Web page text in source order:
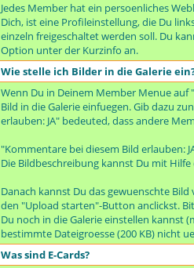
Jedes Member hat ein persoenliches
Dich, ist eine Profileinstellung, die Du
einzeln freigeschaltet werden soll. Du
Option unter der Kurzinfo an.
Wie stelle ich Bilder in die Galerie
Wenn Du in Deinem Member Menue auf
Bild in die Galerie einfuegen. Gib dazu
erlauben: JA" bedeuted, dass andere
"Kommentare bei diesem Bild erlauben:
Die Bildbeschreibung kannst Du mit
Danach kannst Du das gewuenschte
den "Upload starten"-Button anclickst.
Du noch in die Galerie einstellen kannst
bestimmte Dateigroesse (200 KB) nicht
Was sind E-Cards?